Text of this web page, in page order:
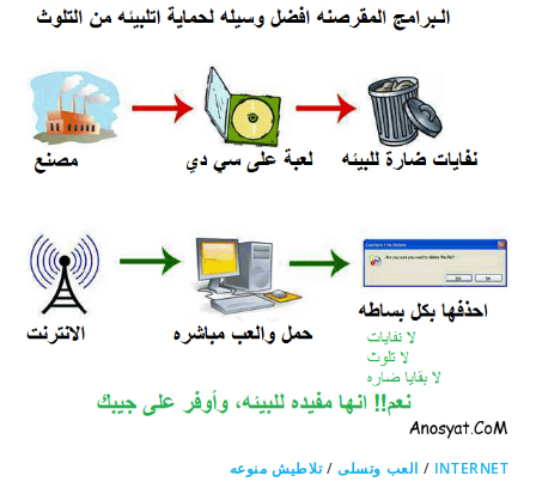
INTERNET
/ العب وتسلى /تلاطيش منوعه